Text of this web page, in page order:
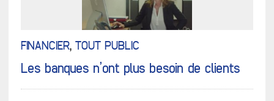
FINANCIER, TOUT PUBLIC
Les banques n’ont plus besoin de clients